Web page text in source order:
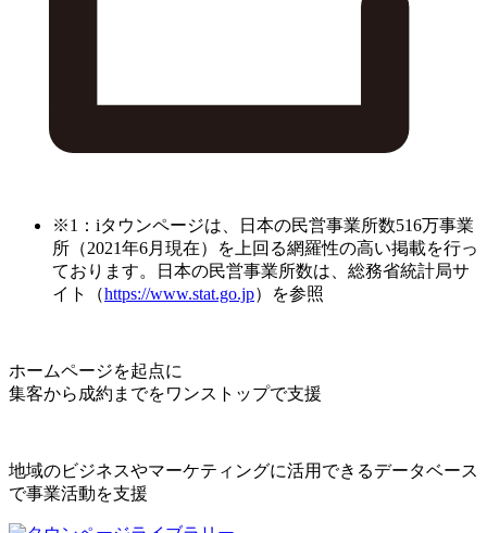
※1：iタウンページは、日本の民営事業所数516万事業
所（2021年6月現在）を上回る網羅性の高い掲載を行っ
ております。日本の民営事業所数は、総務省統計局サ
イト（https://www.stat.go.jp）を参照
ホームページを起点に
集客から成約までをワンストップで支援
地域のビジネスやマーケティングに活用できるデータベース
で事業活動を支援